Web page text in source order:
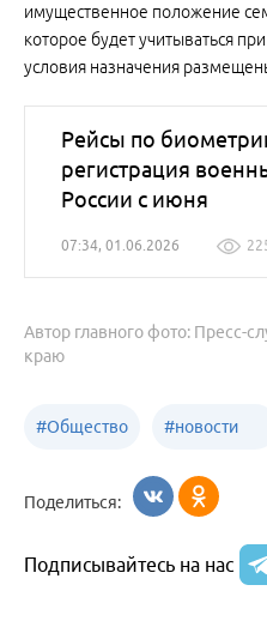
имущественное положение
которое будет учитываться
условия назначения
Рейсы по
регистрация
России с июня
07:34, 01.06.2026
Автор главного фото: Пресс-
краю
#Общество #новости
образования
Поделиться:
Подписывайтесь на нас